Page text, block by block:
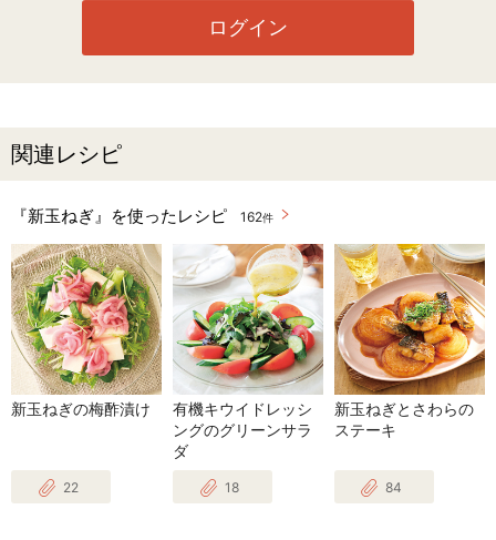
ログイン
関連レシピ
『新玉ねぎ』を使ったレシピ 162件
新玉ねぎの梅酢漬け
22
有機キウイドレッシ
ングのグリーンサラ
ダ
18
新玉ねぎとさわらの
ステーキ
84